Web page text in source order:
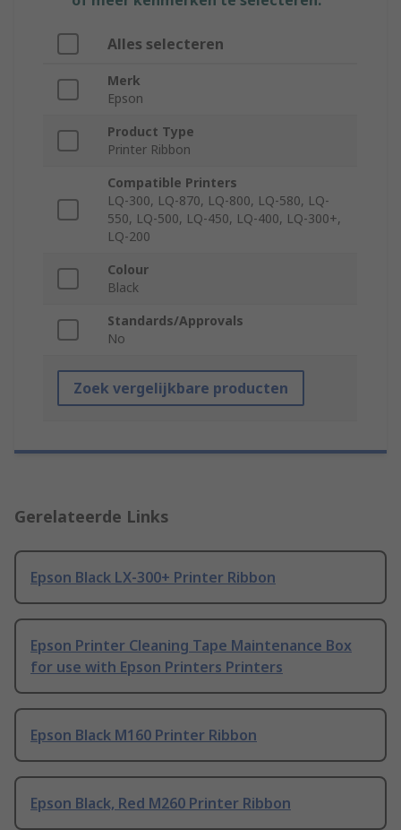
Alles selecteren
Merk
Epson
Product Type
Printer Ribbon
Compatible Printers
LQ-300, LQ-870, LQ-800, LQ-580, LQ-
550, LQ-500, LQ-450, LQ-400, LQ-300+,
LQ-200
Colour
Black
Standards/Approvals
No
Zoek vergelijkbare producten
Gerelateerde Links
Epson Black LX-300+ Printer Ribbon
Epson Printer Cleaning Tape Maintenance Box
for use with Epson Printers Printers
Epson Black M160 Printer Ribbon
Epson Black, Red M260 Printer Ribbon